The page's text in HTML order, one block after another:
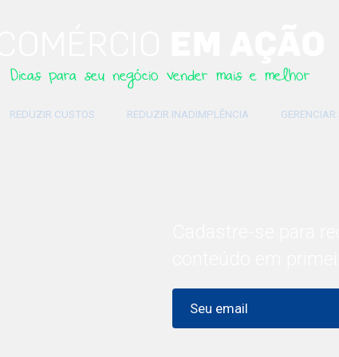
Dicas para seu negócio vender mais e melhor
REDUZIR CUSTOS REDUZIR INADIMPLÊNCIA